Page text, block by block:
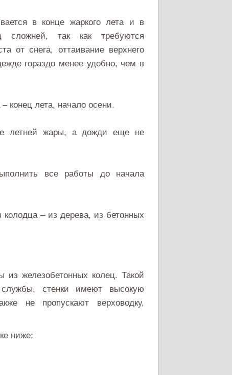
в конце жаркого лета и в
так как требуются
от снега, оттаивание верхнего
гораздо менее удобно, чем в
конец лета, начало осени.
летней жары, а дожди еще не
все работы до начала
– из дерева, из бетонных
из железобетонных колец. Такой
стенки имеют высокую
не пропускают верховодку,
ниже: